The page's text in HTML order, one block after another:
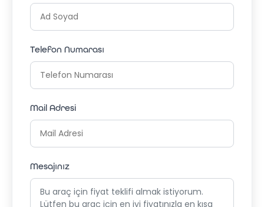
Telefon Numarası
Mail Adresi
Mesajınız